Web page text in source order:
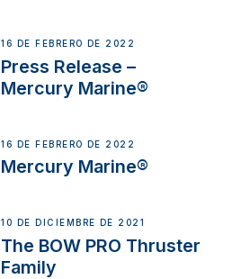
16 DE FEBRERO DE 2022
Press Release –
Mercury Marine®
16 DE FEBRERO DE 2022
Mercury Marine®
10 DE DICIEMBRE DE 2021
The BOW PRO Thruster
Family